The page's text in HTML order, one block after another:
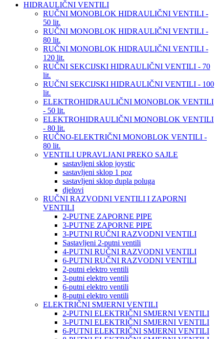
HIDRAULIČNI VENTILI
RUČNI MONOBLOK HIDRAULIČNI VENTILI -
50 lit.
RUČNI MONOBLOK HIDRAULIČNI VENTILI -
80 lit.
RUČNI MONOBLOK HIDRAULIČNI VENTILI -
120 lit.
RUČNI SEKCIJSKI HIDRAULIČNI VENTILI - 70
lit.
RUČNI SEKCIJSKI HIDRAULIČNI VENTILI - 100
lit.
ELEKTROHIDRAULIČNI MONOBLOK VENTILI
- 50 lit.
ELEKTROHIDRAULIČNI MONOBLOK VENTILI
- 80 lit.
RUČNO-ELEKTRIČNI MONOBLOK VENTILI -
80 lit.
VENTILI UPRAVLJANI PREKO SAJLE
sastavljeni sklop joystic
sastavljeni sklop 1 poz
sastavljeni sklop dupla poluga
djelovi
RUČNI RAZVODNI VENTILI I ZAPORNI
VENTILI
2-PUTNE ZAPORNE PIPE
3-PUTNE ZAPORNE PIPE
3-PUTNI RUČNI RAZVODNI VENTILI
Sastavljeni 2-putni ventili
4-PUTNI RUČNI RAZVODNI VENTILI
6-PUTNI RUČNI RAZVODNI VENTILI
2-putni elektro ventili
3-putni elektro ventili
6-putni elektro ventili
8-putni elektro ventili
ELEKTRIČNI SMJERNI VENTILI
2-PUTNI ELEKTRIČNI SMJERNI VENTILI
3-PUTNI ELEKTRIČNI SMJERNI VENTILI
6-PUTNI ELEKTRIČNI SMJERNI VENTILI